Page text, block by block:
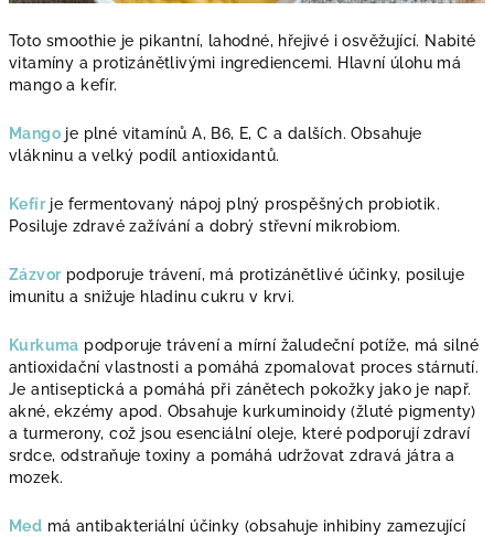
Toto smoothie je pikantní, lahodné, hřejivé i osvěžující. Nabité
vitamíny a protizánětlivými ingrediencemi. Hlavní úlohu má
mango a kefír.
Mango je plné vitamínů A, B6, E, C a dalších. Obsahuje
vlákninu a velký podíl antioxidantů.
Kefírje fermentovaný nápoj plný prospěšných probiotik.
Posiluje zdravé zažívání a dobrý střevní mikrobiom.
Zázvorpodporuje trávení, má protizánětlivé účinky, posiluje
imunitu a snižuje hladinu cukru v krvi.
Kurkuma podporuje trávení a mírní žaludeční potíže, má silné
antioxidační vlastnosti a pomáhá zpomalovat proces stárnutí.
Je antiseptická a pomáhá při zánětech pokožky jako je např.
akné, ekzémy apod. Obsahuje kurkuminoidy (žluté pigmenty)
a turmerony, což jsou esenciální oleje, které podporují zdraví
srdce, odstraňuje toxiny a pomáhá udržovat zdravá játra a
mozek.
Med má antibakteriální účinky (obsahuje inhibiny zamezující